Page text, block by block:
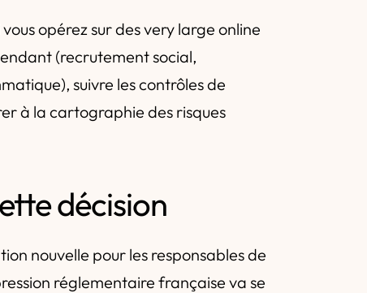
vous opérez sur des very large online
(recrutement social,
suivre les contrôles de
à la cartographie des risques
décision
nouvelle pour les responsables de
réglementaire française va se